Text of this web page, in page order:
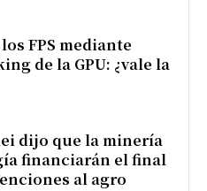
FPS mediante
de la GPU: ¿vale la
dijo que la minería
financiarán el final
al agro